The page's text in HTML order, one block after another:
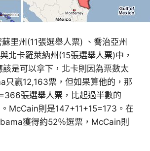
里州(11張選舉人票) 、喬治亞州
北卡羅萊納州(15張選舉人票)中，
是可以拿下，北卡則因為票數太
只贏12,163票，但如果算他的，那
張選舉人票，比起過半數的
McCain則是147+11+15=173。在
獲得約52％選票，McCain則